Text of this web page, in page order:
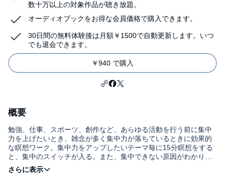
数十万以上の対象作品が聴き放題。
オーディオブックをお得な会員価格で購入できます。
30日間の無料体験後は月額￥1500で自動更新します。いつ
でも退会できます。
￥940 で購入
概要
勉強、仕事、スポーツ、創作など、あらゆる活動を行う前に集中
力を上げたいとき、雑念が多く集中力が落ちているときに効果的
な瞑想ワーク。集中力をアップしたいテーマ毎に15分瞑想をする
と、集中のスイッチが入る。また、集中できない原因がわかり、
その気付きを促す。瞑想マントラ入りで、ヒーリングや癒し作用